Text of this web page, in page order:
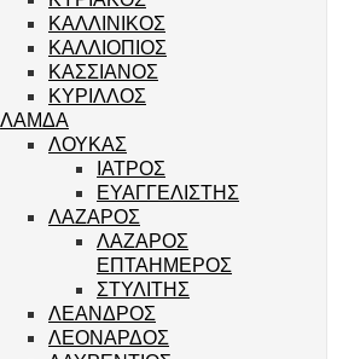
ΚΑΛΛΙΝΙΚΟΣ
ΚΑΛΛΙΟΠΙΟΣ
ΚΑΣΣΙΑΝΟΣ
ΚΥΡΙΛΛΟΣ
ΛΑΜΔΑ
ΛΟΥΚΑΣ
ΙΑΤΡΟΣ
ΕΥΑΓΓΕΛΙΣΤΗΣ
ΛΑΖΑΡΟΣ
ΛΑΖΑΡΟΣ
ΕΠΤΑΗΜΕΡΟΣ
ΣΤΥΛΙΤΗΣ
ΛΕΑΝΔΡΟΣ
ΛΕΟΝΑΡΔΟΣ